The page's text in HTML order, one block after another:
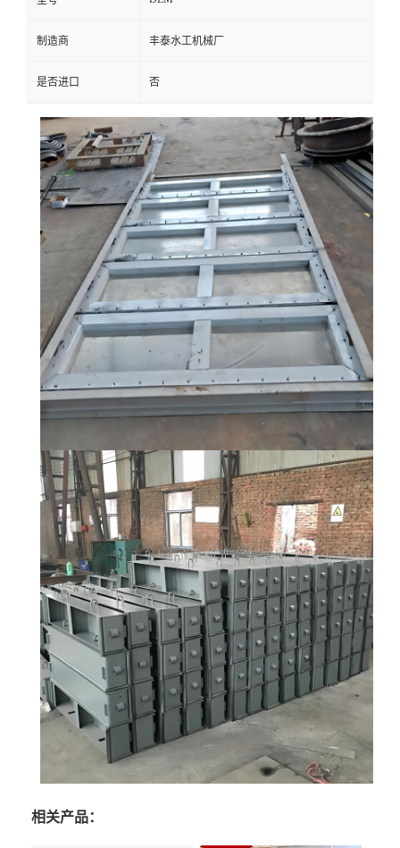
制造商 丰泰水工机械厂
是否进口 否
相关产品：